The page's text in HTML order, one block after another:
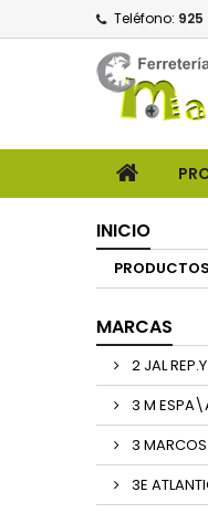
Teléfono: 925
INICIO
PRODUCTOS
MARCAS
2 JAL
3 M
3 MARCOS
3E